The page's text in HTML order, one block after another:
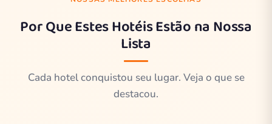
Por Que Estes Hotéis Estão na Nossa
Lista
Cada hotel conquistou seu lugar. Veja o que se
destacou.